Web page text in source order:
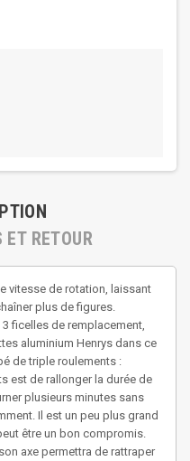
RETOUR
vitesse de rotation, laissant
plus de figures.
ficelles de remplacement,
aluminium Henrys dans ce
de triple roulements :
est de rallonger la durée de
plusieurs minutes sans
Il est un peu plus grand
être un bon compromis.
axe permettra de rattraper